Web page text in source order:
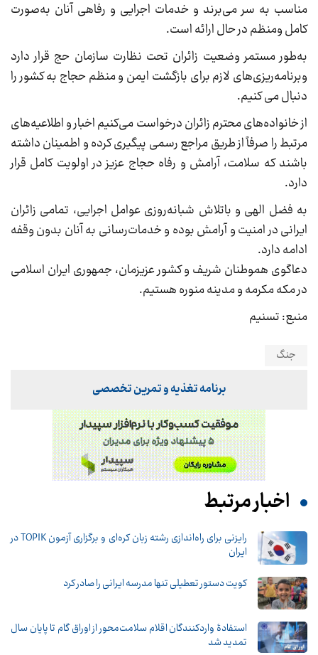
مناسب به سر می‌برند و خدمات اجرایی و رفاهی آنان به‌صورت
کامل ومنظم در حال ارائه است.
به‌طور مستمر وضعیت زائران تحت نظارت سازمان حج قرار دارد
وبرنامه‌ریزی‌های لازم برای بازگشت ایمن و منظم حجاج به کشور را
دنبال می کنیم.
از خانواده‌های محترم زائران درخواست می‌کنیم اخبار و اطلاعیه‌های
مرتبط را صرفاً از طریق مراجع رسمی پیگیری کرده و اطمینان داشته
باشند که سلامت، آرامش و رفاه حجاج عزیز در اولویت کامل قرار
دارد.
به فضل الهی و باتلاش شبانه‌روزی عوامل اجرایی، تمامی زائران
ایرانی در امنیت و آرامش بوده و خدمات‌رسانی به آنان بدون وقفه
ادامه دارد.
دعاگوی هموطنان شریف و کشور عزیزمان، جمهوری ایران اسلامی
در مکه مکرمه و مدینه منوره هستیم.
منبع: تسنیم
جنگ
برنامه تغذیه و تمرین تخصصی
اخبار مرتبط
رایزنی برای راه‌اندازی رشته زبان کره‌ای و برگزاری آزمون TOPIK در
ایران
کویت دستور تعطیلی تنها مدرسه ایرانی را صادر کرد
استفادۀ واردکنندگان اقلام سلامت‌محور از اوراق گام تا پایان سال
تمدید شد